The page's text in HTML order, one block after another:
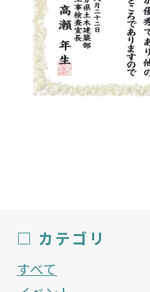
□ カテゴリ
すべて